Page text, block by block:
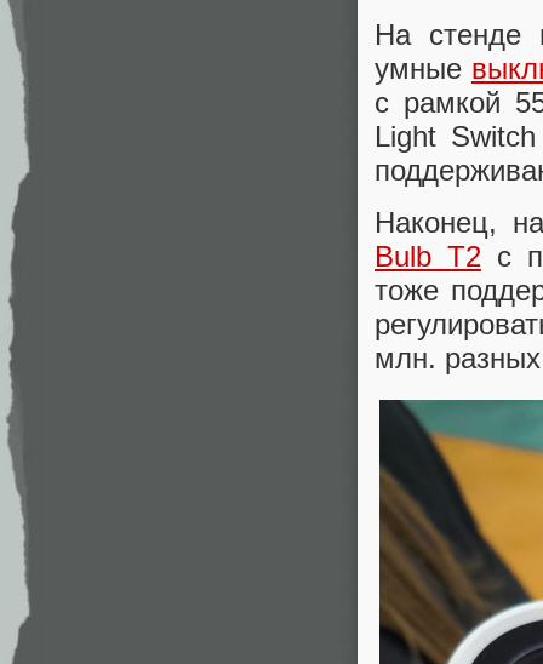
На стенде
умные
с рамкой
Light
Наконец,
Bulb T2с
тоже
млн.